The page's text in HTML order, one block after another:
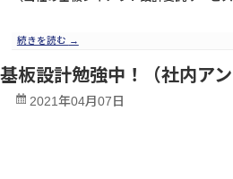
続きを読む →
基板設計勉強中！（社内ア
2021年04月07日